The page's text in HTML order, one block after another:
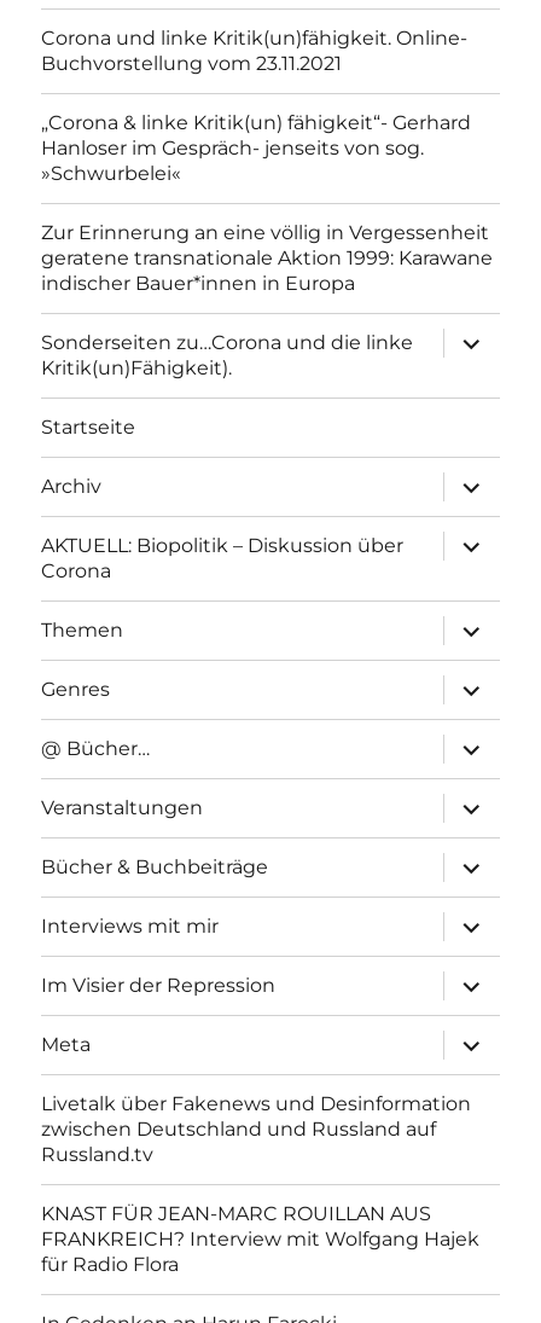
Corona und linke Kritik(un)fähigkeit. Online-
Buchvorstellung vom 23.11.2021
„Corona & linke Kritik(un) fähigkeit“- Gerhard
Hanloser im Gespräch- jenseits von sog.
»Schwurbelei«
Zur Erinnerung an eine völlig in Vergessenheit
geratene transnationale Aktion 1999: Karawane
indischer Bauer*innen in Europa
Sonderseiten zu…Corona und die linke
Kritik(un)Fähigkeit).
anzeigen
Startseite
Archiv
anzeigen
AKTUELL: Biopolitik – Diskussion über
Corona
anzeigen
Themen
anzeigen
Genres
anzeigen
@ Bücher…
anzeigen
Veranstaltungen
anzeigen
Bücher & Buchbeiträge
anzeigen
Interviews mit mir
anzeigen
Im Visier der Repression
anzeigen
Meta
anzeigen
Livetalk über Fakenews und Desinformation
zwischen Deutschland und Russland auf
Russland.tv
KNAST FÜR JEAN-MARC ROUILLAN AUS
FRANKREICH? Interview mit Wolfgang Hajek
für Radio Flora